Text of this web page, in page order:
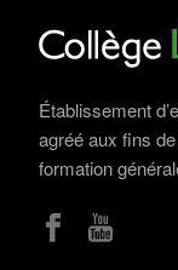
Établissement
agréé aux fins
formation